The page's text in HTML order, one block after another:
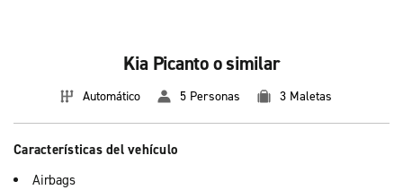
Kia Picanto o similar
Automático 5 Personas 3 Maletas
Características del vehículo
Airbags